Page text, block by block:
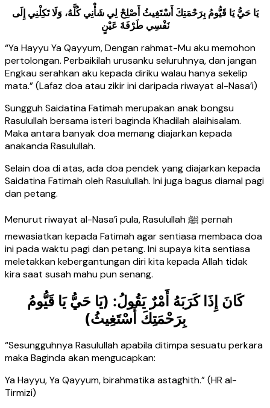
يَا حَيُّ يَا قَيُّومُ بِرَحْمَتِكَ أَسْتَغِيثُ أَصْلِحْ لِي شَأْنِي كُلَّهُ، وَلَا تَكِلْنِي إِلَى
نَفْسِي طَرْفَةَ عَيْنٍ
“Ya Hayyu Ya Qayyum, Dengan rahmat-Mu aku memohon
pertolongan. Perbaikilah urusanku seluruhnya, dan jangan
Engkau serahkan aku kepada diriku walau hanya sekelip
mata.” (Lafaz doa atau zikir ini daripada riwayat al-Nasa’i)
Sungguh Saidatina Fatimah merupakan anak bongsu
Rasulullah bersama isteri baginda Khadilah alaihisalam.
Maka antara banyak doa memang diajarkan kepada
anakanda Rasulullah.
Selain doa di atas, ada doa pendek yang diajarkan kepada
Saidatina Fatimah oleh Rasulullah. Ini juga bagus diamal pagi
dan petang.
Menurut riwayat al-Nasa’i pula, Rasulullah ﷺ pernah
mewasiatkan kepada Fatimah agar sentiasa membaca doa
ini pada waktu pagi dan petang. Ini supaya kita sentiasa
meletakkan kebergantungan diri kita kepada Allah tidak
kira saat susah mahu pun senang.
كَانَ إِذَا كَرَبَهُ أَمْرٌ يَقُولُ: (يَا حَيُّ يَا قَيُّومُ
بِرَحْمَتِكَ أَسْتَغِيثُ)
“Sesungguhnya Rasulullah apabila ditimpa sesuatu perkara
maka Baginda akan mengucapkan:
Ya Hayyu, Ya Qayyum, birahmatika astaghith.” (HR al-
Tirmizi)